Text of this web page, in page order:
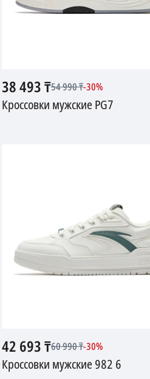
38 493₸54 990₸-30%
Кроссовки мужские PG7
42 693₸60 990₸-30%
Кроссовки мужские 982 6